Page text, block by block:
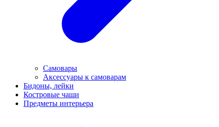
Самовары
Аксессуары к самоварам
Бидоны, лейки
Костровые чаши
Предметы интерьера